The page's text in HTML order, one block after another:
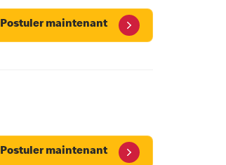
Postuler maintenant
Postuler maintenant